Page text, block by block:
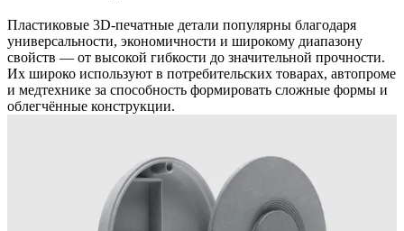
Пластиковые 3D-печатные детали популярны благодаря
универсальности, экономичности и широкому диапазону
свойств — от высокой гибкости до значительной прочности.
Их широко используют в потребительских товарах, автопроме
и медтехнике за способность формировать сложные формы и
облегчённые конструкции.